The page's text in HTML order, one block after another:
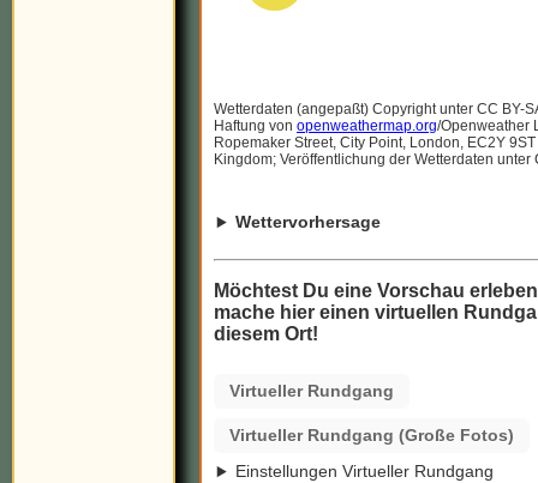
Wetterdaten (angepaßt) Copyright unter CC BY-
Haftung von openweathermap.org/Openweather
Ropemaker Street, City Point, London, EC2Y
Kingdom; Veröffentlichung der Wetterdaten unter
Wettervorhersage
Möchtest Du eine Vorschau
mache hier einen virtuellen
diesem Ort!
Virtueller Rundgang
Virtueller Rundgang (Große Fotos)
Einstellungen Virtueller Rundgang